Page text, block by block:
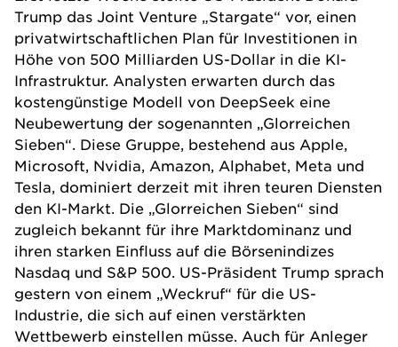
Trump das Joint Venture „Stargate“ vor, einen
privatwirtschaftlichen Plan für Investitionen in
Höhe von 500 Milliarden US-Dollar in die KI-
Infrastruktur. Analysten erwarten durch das
kostengünstige Modell von DeepSeek eine
Neubewertung der sogenannten „Glorreichen
Sieben“. Diese Gruppe, bestehend aus Apple,
Microsoft, Nvidia, Amazon, Alphabet, Meta und
Tesla, dominiert derzeit mit ihren teuren Diensten
den KI-Markt. Die „Glorreichen Sieben“ sind
zugleich bekannt für ihre Marktdominanz und
ihren starken Einfluss auf die Börsenindizes
Nasdaq und S&P 500. US-Präsident Trump sprach
gestern von einem „Weckruf“ für die US-
Industrie, die sich auf einen verstärkten
Wettbewerb einstellen müsse. Auch für Anleger